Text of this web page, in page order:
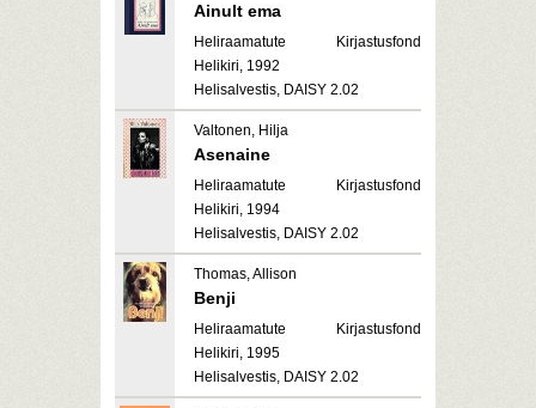
Ainult ema
Heliraamatute Kirjastusfond
Helikiri, 1992
Helisalvestis, DAISY 2.02
Valtonen, Hilja
Asenaine
Heliraamatute Kirjastusfond
Helikiri, 1994
Helisalvestis, DAISY 2.02
Thomas, Allison
Benji
Heliraamatute Kirjastusfond
Helikiri, 1995
Helisalvestis, DAISY 2.02